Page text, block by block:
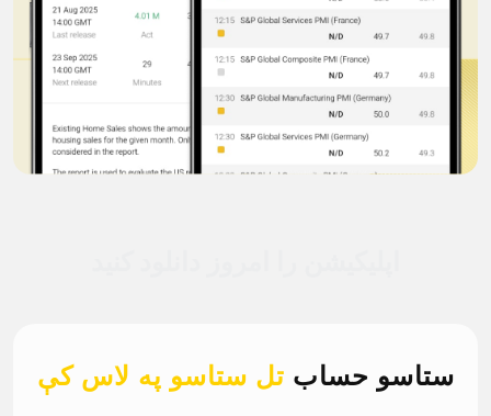
ستاسو حساب تل ستاسو په لاس کې